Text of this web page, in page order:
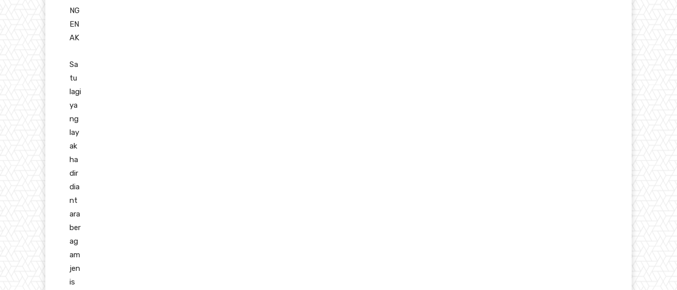
NG
EN
AK
Sa
tu
lagi
ya
ng
lay
ak
ha
dir
dia
nt
ara
ber
ag
am
jen
is